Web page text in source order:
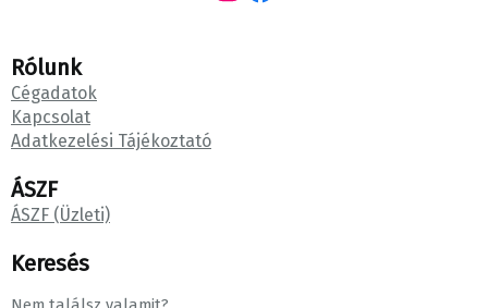
Rólunk
Cégadatok
Kapcsolat
Adatkezelési Tájékoztató
ÁSZF
ÁSZF (Üzleti)
Keresés